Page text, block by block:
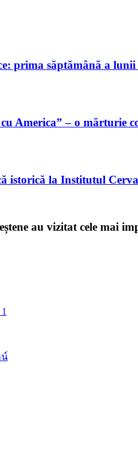
prima săptămână a
America” – o mărturie
istorică la Institutul
au vizitat cele mai
น์